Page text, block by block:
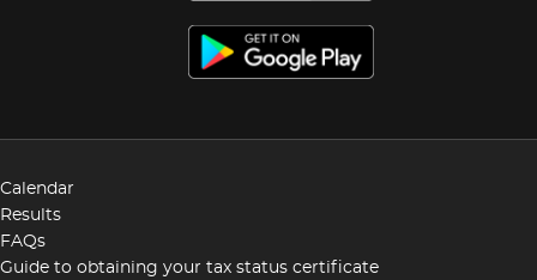
Calendar
Results
FAQs
Guide to obtaining your tax status certificate